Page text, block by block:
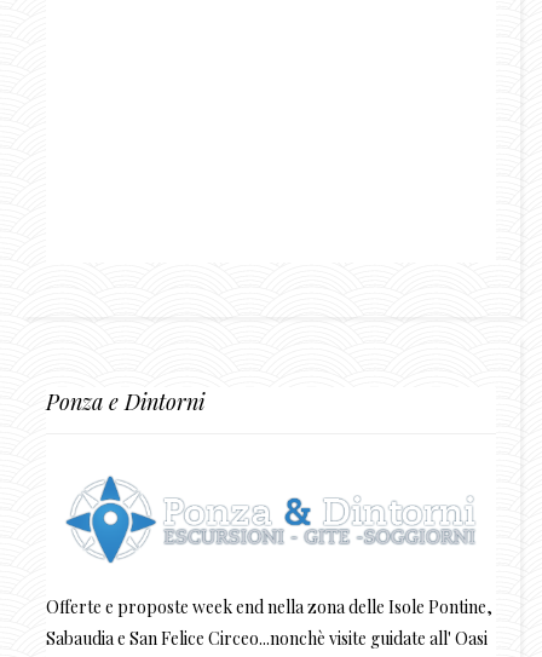
Ponza e Dintorni
Offerte e proposte week end nella zona delle Isole Pontine,
Sabaudia e San Felice Circeo...nonchè visite guidate all' Oasi